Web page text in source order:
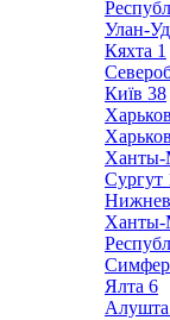
Улан-
Кяхта 1
Київ 38
Харьков
Ханты-
Сургут
Ханты-
Ялта 6
Алушта